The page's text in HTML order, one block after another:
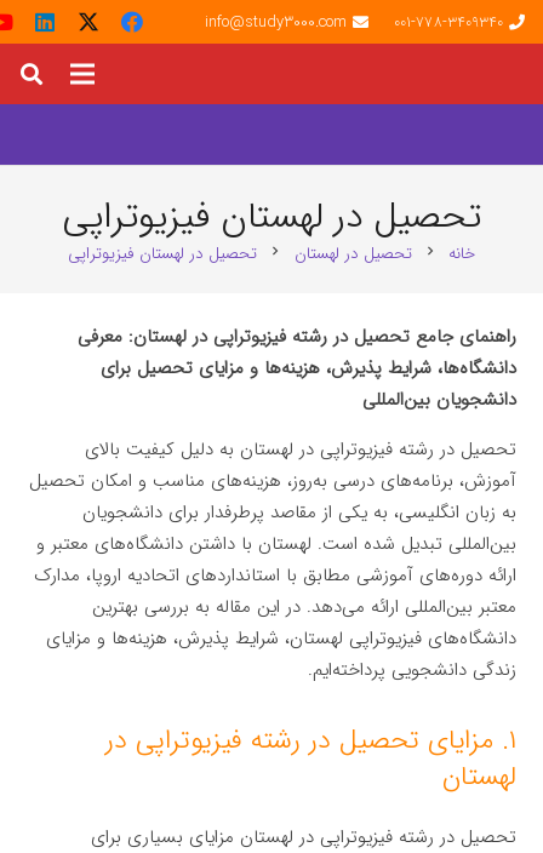
001-778-3409340
info@study3000.com
تحصیل در لهستان فیزیوتراپی
خانه chevron_right تحصیل در لهستان chevron_right تحصیل در لهستان فیزیوتراپی
راهنمای جامع تحصیل در رشته فیزیوتراپی در لهستان: معرفی
دانشگاه‌ها، شرایط پذیرش، هزینه‌ها و مزایای تحصیل برای
دانشجویان بین‌المللی
تحصیل در رشته فیزیوتراپی در لهستان به دلیل کیفیت بالای
آموزش، برنامه‌های درسی به‌روز، هزینه‌های مناسب و امکان تحصیل
به زبان انگلیسی، به یکی از مقاصد پرطرفدار برای دانشجویان
بین‌المللی تبدیل شده است. لهستان با داشتن دانشگاه‌های معتبر و
ارائه دوره‌های آموزشی مطابق با استانداردهای اتحادیه اروپا، مدارک
معتبر بین‌المللی ارائه می‌دهد. در این مقاله به بررسی بهترین
دانشگاه‌های فیزیوتراپی لهستان، شرایط پذیرش، هزینه‌ها و مزایای
زندگی دانشجویی پرداخته‌ایم.
۱. مزایای تحصیل در رشته فیزیوتراپی در
لهستان
تحصیل در رشته فیزیوتراپی در لهستان مزایای بسیاری برای